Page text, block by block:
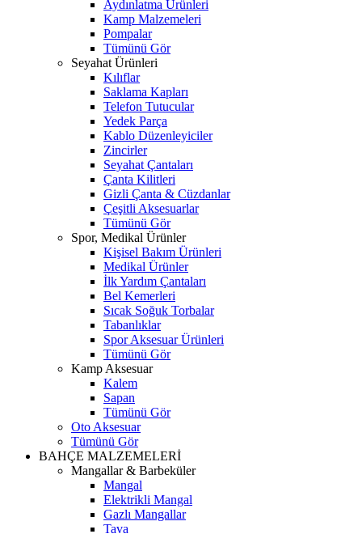
Aydınlatma Ürünleri
Kamp Malzemeleri
Pompalar
Tümünü Gör
Seyahat Ürünleri
Kılıflar
Saklama Kapları
Telefon Tutucular
Yedek Parça
Kablo Düzenleyiciler
Zincirler
Seyahat Çantaları
Çanta Kilitleri
Gizli Çanta & Cüzdanlar
Çeşitli Aksesuarlar
Tümünü Gör
Spor, Medikal Ürünler
Kişisel Bakım Ürünleri
Medikal Ürünler
İlk Yardım Çantaları
Bel Kemerleri
Sıcak Soğuk Torbalar
Tabanlıklar
Spor Aksesuar Ürünleri
Tümünü Gör
Kamp Aksesuar
Kalem
Sapan
Tümünü Gör
Oto Aksesuar
Tümünü Gör
BAHÇE MALZEMELERİ
Mangallar & Barbeküler
Mangal
Elektrikli Mangal
Gazlı Mangallar
Tava